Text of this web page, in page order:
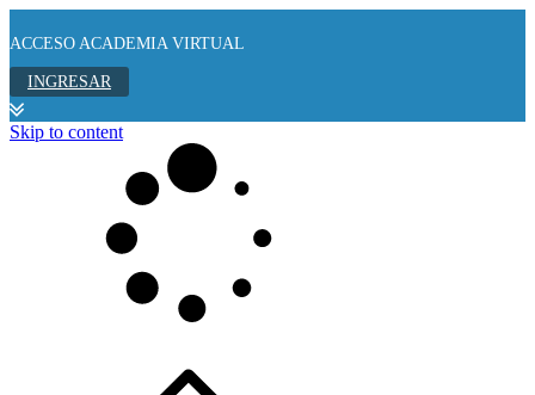
ACCESO ACADEMIA VIRTUAL
INGRESAR
Skip to content